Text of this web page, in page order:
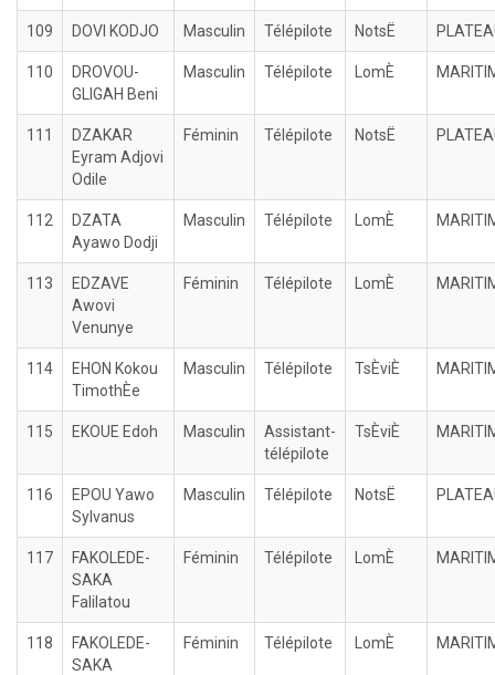
109 DOVI KODJO Masculin Télépilote NotsË
110
DROVOU-
GLIGAH Beni
Masculin Télépilote LomÈ
111
DZAKAR
Eyram Adjovi
Odile
Féminin Télépilote NotsË
112
DZATA
Ayawo Dodji
Masculin Télépilote LomÈ
113
EDZAVE
Awovi
Venunye
Féminin Télépilote LomÈ
114
EHON Kokou
TimothÈe
Masculin Télépilote TsÈviÈ
115 EKOUE Edoh Masculin
Assistant-
télépilote
TsÈviÈ
116
EPOU Yawo
Sylvanus
Masculin Télépilote NotsË
117
FAKOLEDE-
SAKA
Falilatou
Féminin Télépilote LomÈ
118
FAKOLEDE-
SAKA
Féminin Télépilote LomÈ